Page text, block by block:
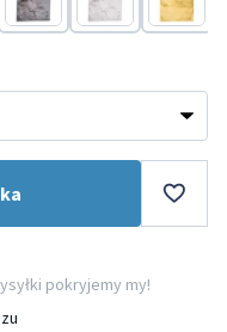
Szary Szary
Żółty
pokryjemy my!